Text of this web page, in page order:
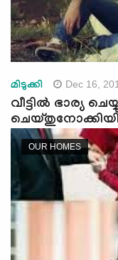
t
i
o
മിടുക്കി Dec 16,
വീട്ടില്‍ ഭാര്യ
OUR HOMES